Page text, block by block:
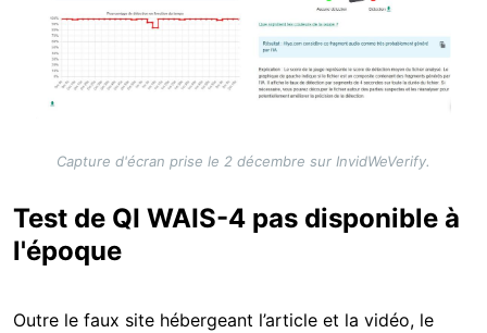
Capture d'écran prise le 2 décembre sur InvidWeVerify.
Test de QI WAIS-4 pas disponible à
l'époque
Outre le faux site hébergeant l’article et la vidéo, le